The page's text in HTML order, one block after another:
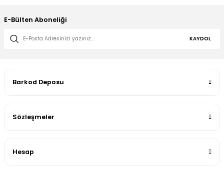
E-Bülten Aboneliği
KAYDOL
Barkod Deposu
Sözleşmeler
Hesap